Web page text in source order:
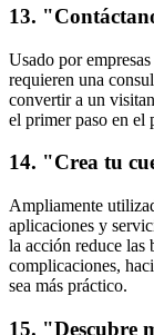
13.
Usado por
requieren una
convertir a un
el primer paso en el
14. "Crea tu
Ampliamente
aplicaciones y
la acción reduce las
complicaciones,
sea más práctico.
15. "Descubre